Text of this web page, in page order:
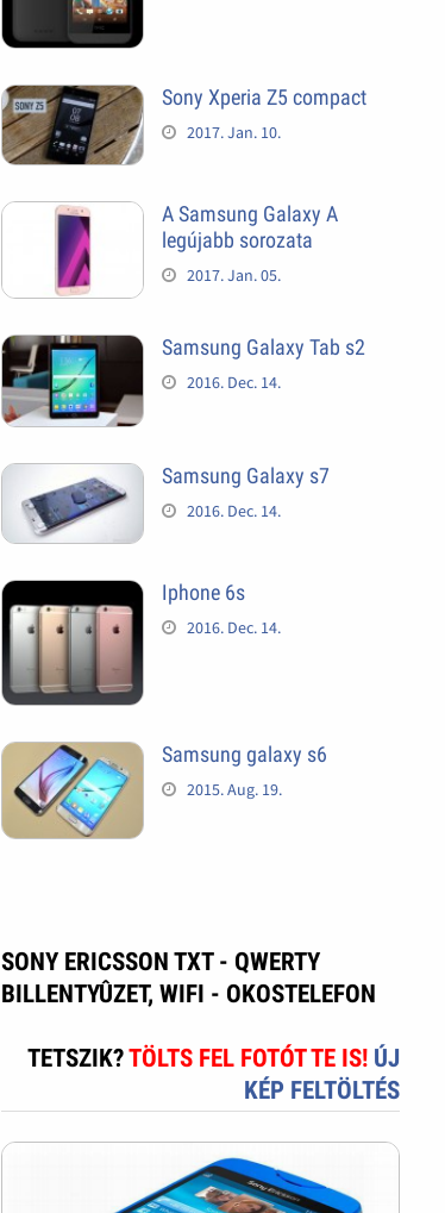
Sony Xperia Z5 compact
2017. Jan. 10.
A Samsung Galaxy A
legújabb sorozata
2017. Jan. 05.
Samsung Galaxy Tab s2
2016. Dec. 14.
Samsung Galaxy s7
2016. Dec. 14.
Iphone 6s
2016. Dec. 14.
Samsung galaxy s6
2015. Aug. 19.
SONY ERICSSON TXT - QWERTY
BILLENTYÛZET, WIFI - OKOSTELEFON
TETSZIK?TÖLTS FEL FOTÓT TE IS! ÚJ
KÉP FELTÖLTÉS